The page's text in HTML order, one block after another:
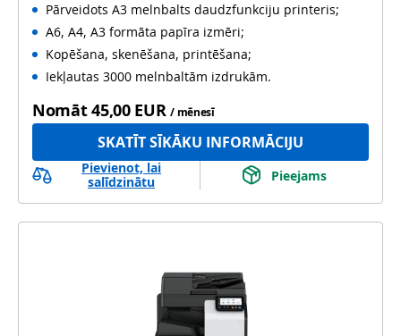
Automātiska abpusēja druka
Automātiska abpusēja skenēšana
Pārveidots A3 melnbalts daudzfunkciju printeris;
A6, A4, A3 formāta papīra izmēri;
Kopēšana, skenēšana, printēšana;
Iekļautas 3000 melnbaltām izdrukām.
Nomāt45,00 EUR / mēnesī
SKATĪT SĪKĀKU INFORMĀCIJU
Pievienot, lai
salīdzinātu
Pieejams